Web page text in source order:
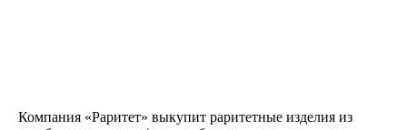
Компания «Раритет» выкупит раритетные изделия из